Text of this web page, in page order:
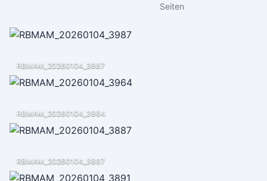
Seiten
RBMAM_20260104_3987
RBMAM_20260104_3964
RBMAM_20260104_3887